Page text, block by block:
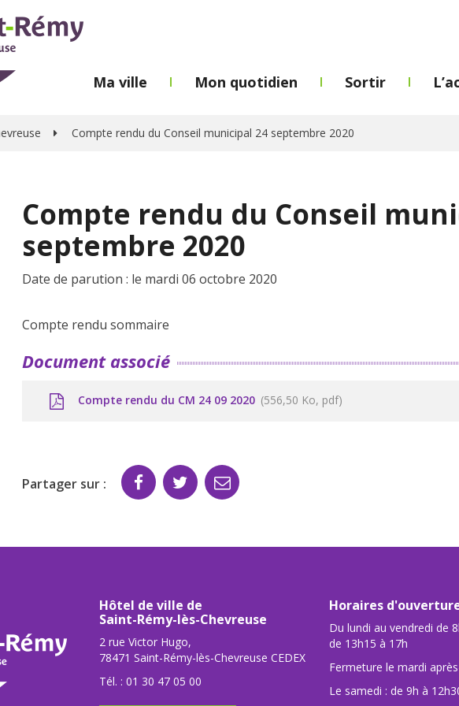
Ma ville Mon quotidien Sortir
Compte rendu du Conseil municipal 24 septembre 2020
Compte rendu du Conseil
septembre 2020
Date de parution : le mardi 06 octobre 2020
Compte rendu sommaire
Document associé
Compte rendu du CM 24 09 2020 556,50 Ko, pdf
Partager sur :
Hôtel de ville de
Saint-Rémy-lès-Chevreuse
2 rue Victor Hugo,
78471 Saint-Rémy-lès-Chevreuse CEDEX
Tél. : 01 30 47 05 00
Horaires
Du lundi au vendredi de
de 13h15 à 17h
Fermeture le mardi
Le samedi : de 9h à